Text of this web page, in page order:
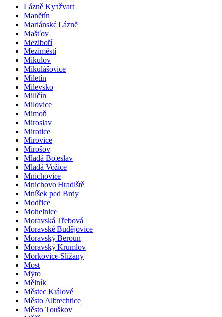
Lázně Kynžvart
Manětín
Mariánské Lázně
Mašťov
Meziboří
Meziměstí
Mikulov
Mikulášovice
Miletín
Milevsko
Miličín
Milovice
Mimoň
Miroslav
Mirotice
Mirovice
Mirošov
Mladá Boleslav
Mladá Vožice
Mnichovice
Mnichovo Hradiště
Mníšek pod Brdy
Modřice
Mohelnice
Moravská Třebová
Moravské Budějovice
Moravský Beroun
Moravský Krumlov
Morkovice-Slížany
Most
Mýto
Mělník
Městec Králové
Město Albrechtice
Město Touškov